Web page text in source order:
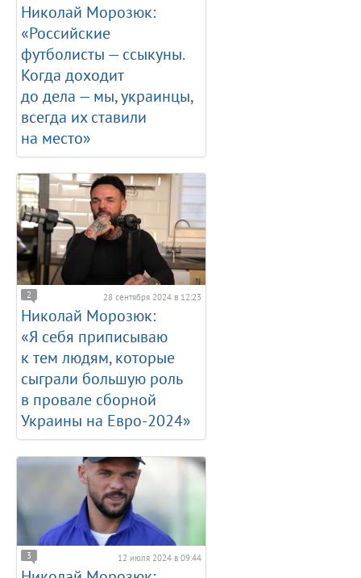
Николай Морозюк:
«Российские
футболисты — ссыкуны.
Когда доходит
до дела — мы, украинцы,
всегда их ставили
на место»
2 28 сентября 2024 в 12:23
Николай Морозюк:
«Я себя приписываю
к тем людям, которые
сыграли большую роль
в провале сборной
Украины на Евро-2024»
3 12 июля 2024 в 09:44